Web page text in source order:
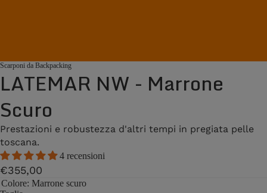
Scarponi da Backpacking
LATEMAR NW - Marrone
Scuro
Prestazioni e robustezza d'altri tempi in pregiata pelle
toscana.
4 recensioni
€355,00
Colore: Marrone scuro